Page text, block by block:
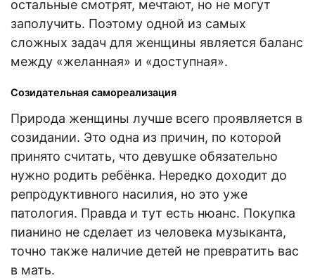
остальные смотрят, мечтают, но не могут
заполучить. Поэтому одной из самых
сложных задач для женщины является баланс
между «желанная» и «доступная».
Созидательная самореализация
Природа женщины лучше всего проявляется в
созидании. Это одна из причин, по которой
принято считать, что девушке обязательно
нужно родить ребёнка. Нередко доходит до
репродуктивного насилия, но это уже
патология. Правда и тут есть нюанс. Покупка
пианино не сделает из человека музыканта,
точно также наличие детей не превратить вас
в мать.